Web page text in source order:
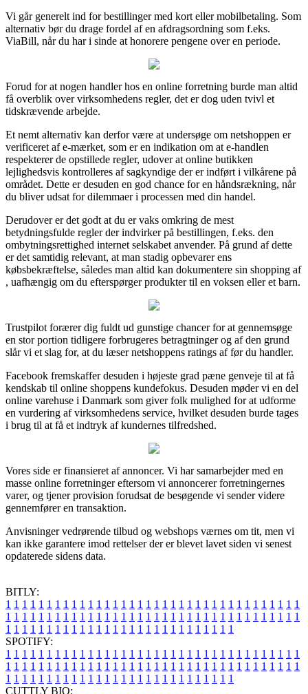
Vi går generelt ind for bestillinger med kort eller mobilbetaling. Som
alternativ bør du drage fordel af en afdragsordning som f.eks.
ViaBill, når du har i sinde at honorere pengene over en periode.
Forud for at nogen handler hos en online forretning burde man altid
få overblik over virksomhedens regler, det er dog uden tvivl et
tidskrævende arbejde.
Et nemt alternativ kan derfor være at undersøge om netshoppen er
verificeret af e-mærket, som er en indikation om at e-handlen
respekterer de opstillede regler, udover at online butikken
lejlighedsvis kontrolleres af sagkyndige der er indført i vilkårene på
området. Dette er desuden en god chance for en håndsrækning, når
du bliver udsat for dilemmaer i processen med din handel.
Derudover er det godt at du er vaks omkring de mest
betydningsfulde regler der indvirker på bestillingen, f.eks. den
ombytningsrettighed internet selskabet anvender. På grund af dette
er det samtidig relevant, at man stadig opbevarer ens
købsbekræftelse, således man altid kan dokumentere sin shopping af
, uafhængig om du efterspørger produkter til en voksen eller et barn.
Trustpilot forærer dig fuldt ud gunstige chancer for at gennemsøge
en stor portion tidligere forbrugeres betragtninger og af den grund
slår vi et slag for, at du læser netshoppens ratings af før du handler.
Facebook fremskaffer desuden i højeste grad pæne genveje til at få
kendskab til online shoppens kundefokus. Desuden møder vi en del
online varehuse i Danmark som giver folk mulighed for at udforme
en vurdering af virksomhedens service, hvilket desuden burde tages
i brug til at få et indtryk af kundernes tilfredshed.
Vores side er finansieret af annoncer. Vi har samarbejder med en
masse online forretninger eftersom vi annoncerer forretningernes
varer, og tjener provision forudsat de besøgende vi sender videre
gennemfører en transaktion.
Anvisninger vedrørende tilbud og webshops værnes om tit, men vi
kan ikke garantere imod rettelser der er blevet lavet siden vi senest
opdaterede sidens data.
BITLY:
1 1 1 1 1 1 1 1 1 1 1 1 1 1 1 1 1 1 1 1 1 1 1 1 1 1 1 1 1 1 1 1 1 1 1 1
1 1 1 1 1 1 1 1 1 1 1 1 1 1 1 1 1 1 1 1 1 1 1 1 1 1 1 1 1 1 1 1 1 1 1 1
1 1 1 1 1 1 1 1 1 1 1 1 1 1 1 1 1 1 1 1 1 1 1 1 1 1 1 1
SPOTIFY:
1 1 1 1 1 1 1 1 1 1 1 1 1 1 1 1 1 1 1 1 1 1 1 1 1 1 1 1 1 1 1 1 1 1 1 1
1 1 1 1 1 1 1 1 1 1 1 1 1 1 1 1 1 1 1 1 1 1 1 1 1 1 1 1 1 1 1 1 1 1 1 1
1 1 1 1 1 1 1 1 1 1 1 1 1 1 1 1 1 1 1 1 1 1 1 1 1 1 1 1
CUTTLY BIO: